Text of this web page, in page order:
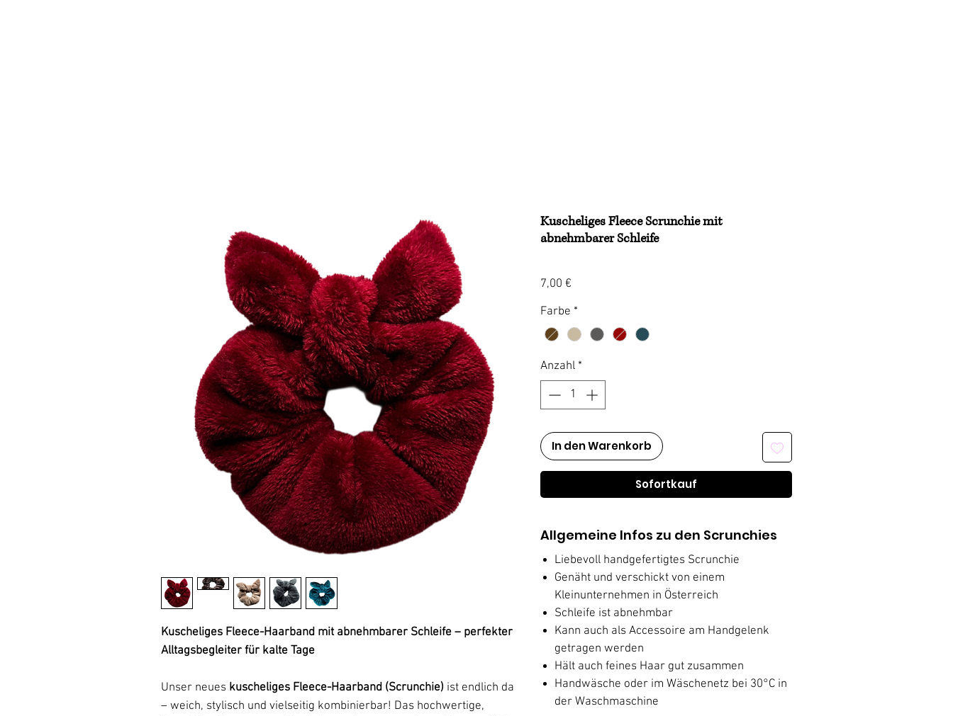
Kuscheliges Fleece-Haarband mit abnehmbarer Schleife – perfekter
Alltagsbegleiter für kalte Tage
Unser neues kuscheliges Fleece-Haarband (Scrunchie) ist endlich da
– weich, stylisch und vielseitig kombinierbar! Das hochwertige,
Kuscheliges Fleece Scrunchie mit
abnehmbarer Schleife
7,00 €
Farbe *
Anzahl *
In den Warenkorb
Sofortkauf
Allgemeine Infos zu den Scrunchies
Liebevoll handgefertigtes Scrunchie
Genäht und verschickt von einem
Kleinunternehmen in Österreich
Schleife ist abnehmbar
Kann auch als Accessoire am Handgelenk
getragen werden
Hält auch feines Haar gut zusammen
Handwäsche oder im Wäschenetz bei 30°C in
der Waschmaschine